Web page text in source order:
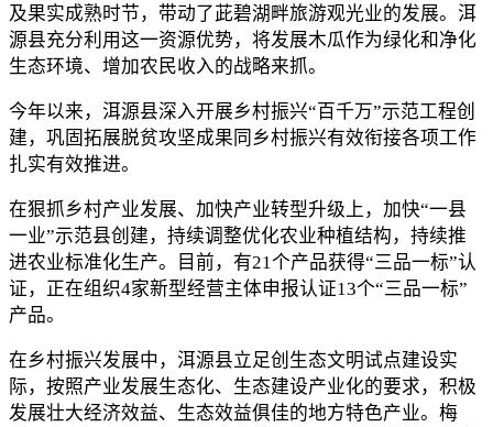
及果实成熟时节，带动了茈碧湖畔旅游观光业的发展。洱
源县充分利用这一资源优势，将发展木瓜作为绿化和净化
生态环境、增加农民收入的战略来抓。
今年以来，洱源县深入开展乡村振兴“百千万”示范工程创
建，巩固拓展脱贫攻坚成果同乡村振兴有效衔接各项工作
扎实有效推进。
在狠抓乡村产业发展、加快产业转型升级上，加快“一县
一业”示范县创建，持续调整优化农业种植结构，持续推
进农业标准化生产。目前，有21个产品获得“三品一标”认
证，正在组织4家新型经营主体申报认证13个“三品一标”
产品。
在乡村振兴发展中，洱源县立足创生态文明试点建设实
际，按照产业发展生态化、生态建设产业化的要求，积极
发展壮大经济效益、生态效益俱佳的地方特色产业。梅